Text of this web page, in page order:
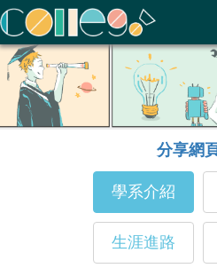
ColleGo! 大學選才與高中育才輔助系
分享網
學系介紹
生涯進路